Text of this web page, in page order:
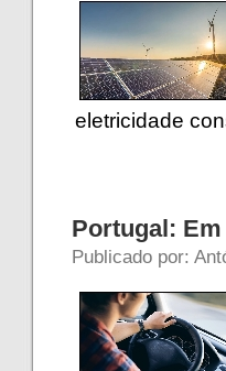
eletricidade
Portugal:
Publicado por: